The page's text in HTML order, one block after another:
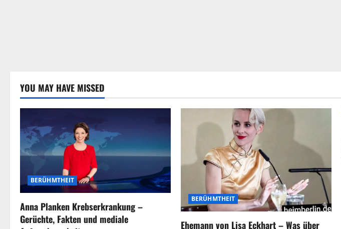
YOU MAY HAVE MISSED
BERÜHMTHEIT
Anna Planken Krebserkrankung –
Gerüchte, Fakten und mediale
BERÜHMTHEIT
Ehemann von Lisa Eckhart – Was über